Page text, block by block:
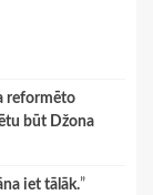
reformēto
būt Džona
iet tālāk.”